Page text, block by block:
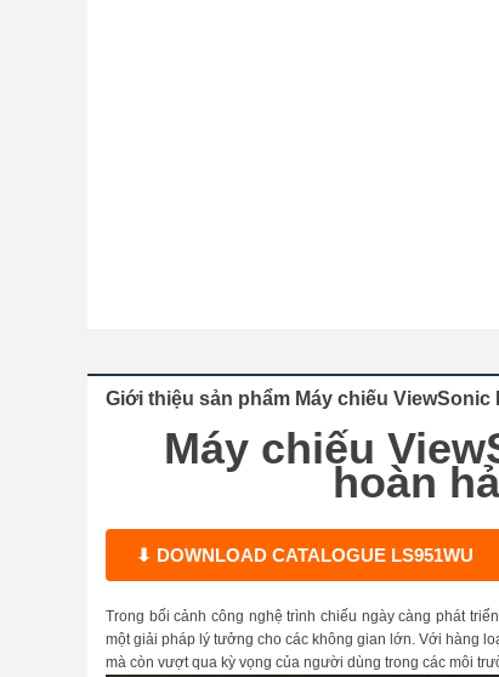
Giới thiệu sản phẩm Máy chiếu ViewSonic
Máy chiếu
hoàn
⬇ DOWNLOAD CATALOGUE LS951WU
Trong bối cảnh công nghệ trình chiếu ngày càng phát
một giải pháp lý tưởng cho các không gian lớn. Với hàng
mà còn vượt qua kỳ vọng của người dùng trong các môi